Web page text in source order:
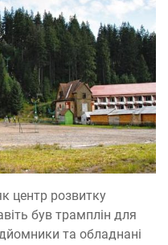
центр розвитку
був трамплін для
та обладнані